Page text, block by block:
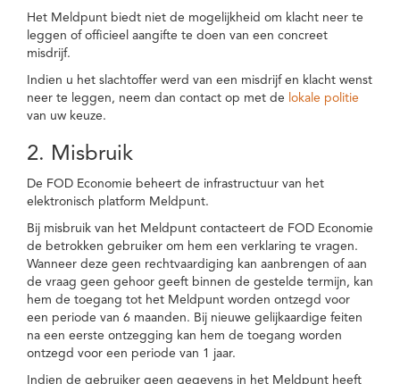
Het Meldpunt biedt niet de mogelijkheid om klacht neer te
leggen of officieel aangifte te doen van een concreet
misdrijf.
Indien u het slachtoffer werd van een misdrijf en klacht wenst
neer te leggen, neem dan contact op met de lokale politie
van uw keuze.
2. Misbruik
De FOD Economie beheert de infrastructuur van het
elektronisch platform Meldpunt.
Bij misbruik van het Meldpunt contacteert de FOD Economie
de betrokken gebruiker om hem een verklaring te vragen.
Wanneer deze geen rechtvaardiging kan aanbrengen of aan
de vraag geen gehoor geeft binnen de gestelde termijn, kan
hem de toegang tot het Meldpunt worden ontzegd voor
een periode van 6 maanden. Bij nieuwe gelijkaardige feiten
na een eerste ontzegging kan hem de toegang worden
ontzegd voor een periode van 1 jaar.
Indien de gebruiker geen gegevens in het Meldpunt heeft